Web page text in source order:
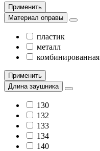
Применить
Материал оправы
пластик
металл
комбинированная
Применить
Длина заушника
130
132
133
134
140